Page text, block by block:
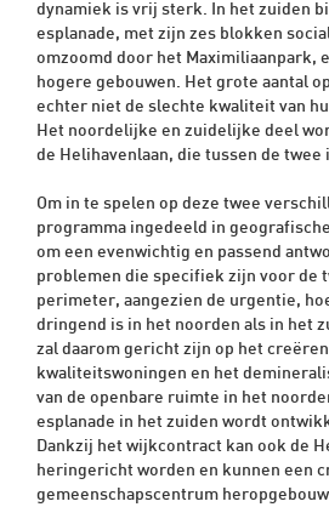
dynamiek is vrij sterk. In het zuiden
esplanade, met zijn zes blokken
omzoomd door het Maximiliaanpark,
hogere gebouwen. Het grote aantal
echter niet de slechte kwaliteit van
Het noordelijke en zuidelijke deel
de Helihavenlaan, die tussen de twee
Om in te spelen op deze twee
programma ingedeeld in
om een evenwichtig en passend
problemen die specifiek zijn voor de
perimeter, aangezien de urgentie,
dringend is in het noorden als in het
zal daarom gericht zijn op het creëren
kwaliteitswoningen en het
van de openbare ruimte in het
esplanade in het zuiden wordt
Dankzij het wijkcontract kan ook de
heringericht worden en kunnen een
gemeenschapscentrum